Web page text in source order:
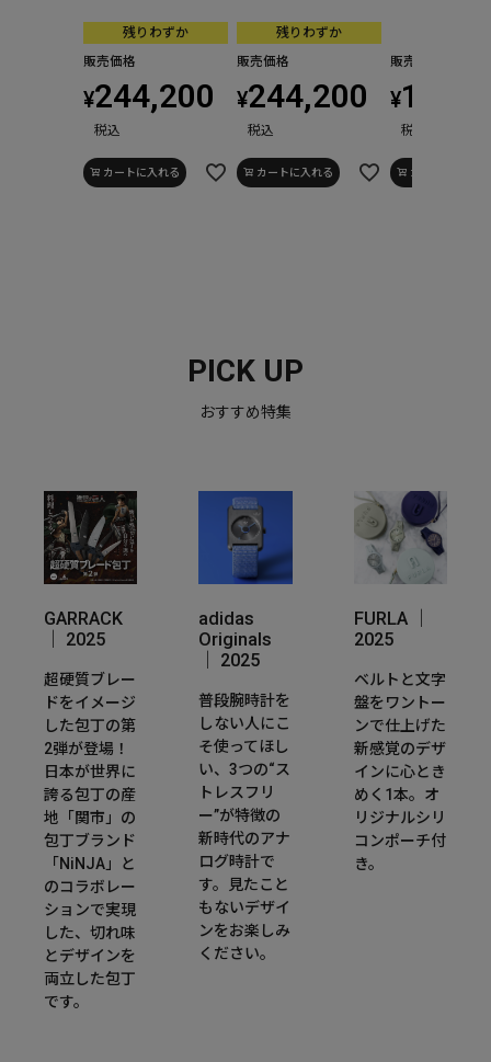
残りわずか
販売価格
¥244,200
税込
カートに入れる
残りわずか
販売価格
¥244,200
税込
カートに入れる
販売価格
¥
税込
カートに入れる
PICK UP
おすすめ特集
GARRACK
｜ 2025
超硬質ブレー
ドをイメージ
した包丁の第
2弾が登場！
日本が世界に
誇る包丁の産
地「関市」の
包丁ブランド
「NiNJA」と
のコラボレー
ションで実現
した、切れ味
とデザインを
両立した包丁
です。
adidas
Originals
｜ 2025
普段腕時計を
しない人にこ
そ使ってほし
い、3つの“ス
トレスフリ
ー”が特徴の
新時代のアナ
ログ時計で
す。見たこと
もないデザイ
ンをお楽しみ
ください。
FURLA ｜
2025
ベルトと文字
盤をワントー
ンで仕上げた
新感覚のデザ
インに心とき
めく1本。オ
リジナルシリ
コンポーチ付
き。